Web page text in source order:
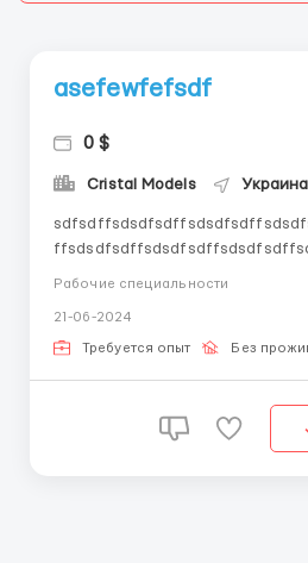
asefewfefsdf
0 $
Cristal Models
Рабочие специальности
21-06-2024
Требуется опыт Без